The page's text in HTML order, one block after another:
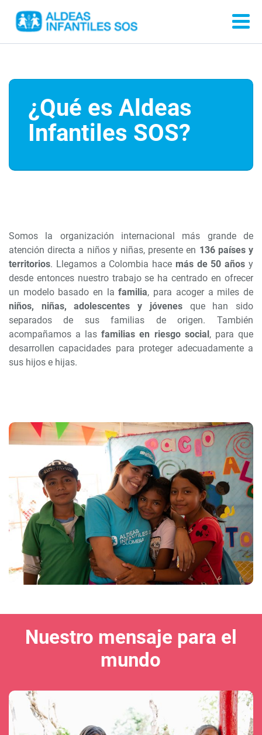
¿Qué es Aldeas
Infantiles SOS?
Somos la organización internacional más grande de
atención directa a niños y niñas, presente en 136 países y
territorios. Llegamos a Colombia hace más de 50 años y
desde entonces nuestro trabajo se ha centrado en ofrecer
un modelo basado en lafamilia, para acoger a miles de
niños, niñas, adolescentes y jóvenesque han sido
separados de sus familias de origen. También
acompañamos a lasfamilias en riesgo social, para que
desarrollen capacidades para proteger adecuadamente a
sus hijos e hijas.
Nuestro mensaje para el
mundo